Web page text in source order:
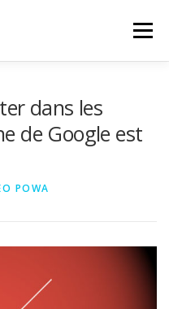
Menu
dans les
de Google est
POWA